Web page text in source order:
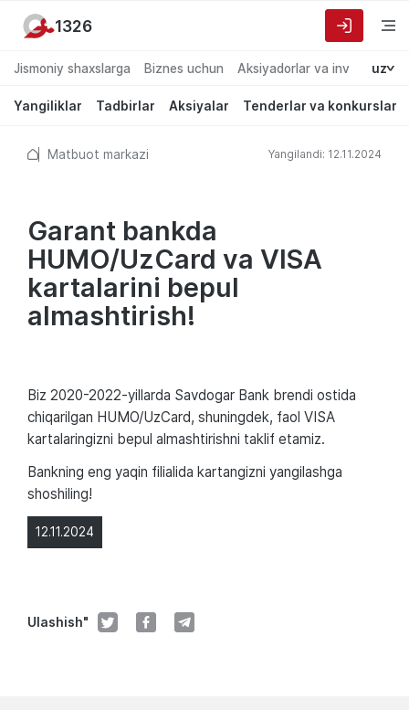
Jismoniy shaxslarga Biznes uchun Aksiyadorlar va investorlarga
uz
Yangiliklar Tadbirlar Aksiyalar Tenderlar va konkurslar
1326
Matbuot markazi Yangilandi: 12.11.2024
Garant bankda
HUMO/UzCard va VISA
kartalarini bepul
almashtirish!
12.11.2024
Ulashish"
Biz 2020-2022-yillarda Savdogar Bank brendi ostida
chiqarilgan HUMO/UzCard, shuningdek, faol VISA
kartalaringizni bepul almashtirishni taklif etamiz.
Bankning eng yaqin filialida kartangizni yangilashga
shoshiling!